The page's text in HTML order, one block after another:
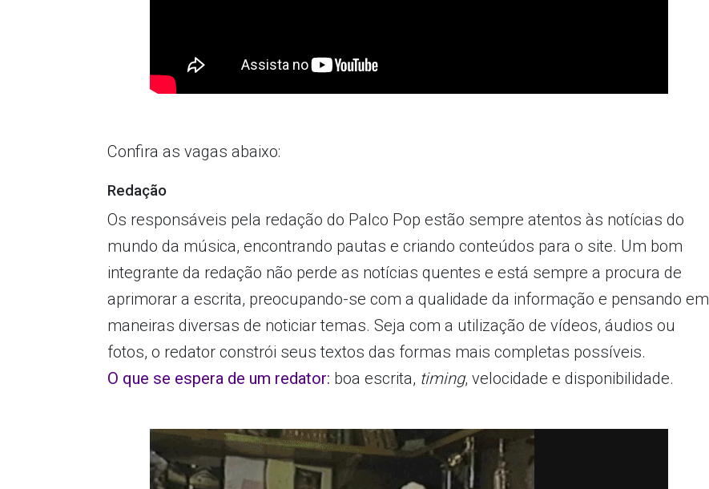
Confira as vagas abaixo:
Redação
Os responsáveis pela redação do Palco Pop estão sempre atentos às notícias do
mundo da música, encontrando pautas e criando conteúdos para o site. Um bom
integrante da redação não perde as notícias quentes e está sempre a procura de
aprimorar a escrita, preocupando-se com a qualidade da informação e pensando em
maneiras diversas de noticiar temas. Seja com a utilização de vídeos, áudios ou
fotos, o redator constrói seus textos das formas mais completas possíveis.
O que se espera de um redator: boa escrita, timing, velocidade e disponibilidade.